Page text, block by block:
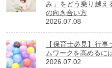
み」をどう乗り越え
の向き合い方
2026.07.08
【保育士必見】行
ムワークを高めるに
2026.07.02